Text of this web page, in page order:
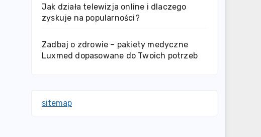
Jak działa telewizja online i dlaczego
zyskuje na popularności?
Zadbaj o zdrowie – pakiety medyczne
Luxmed dopasowane do Twoich potrzeb
sitemap